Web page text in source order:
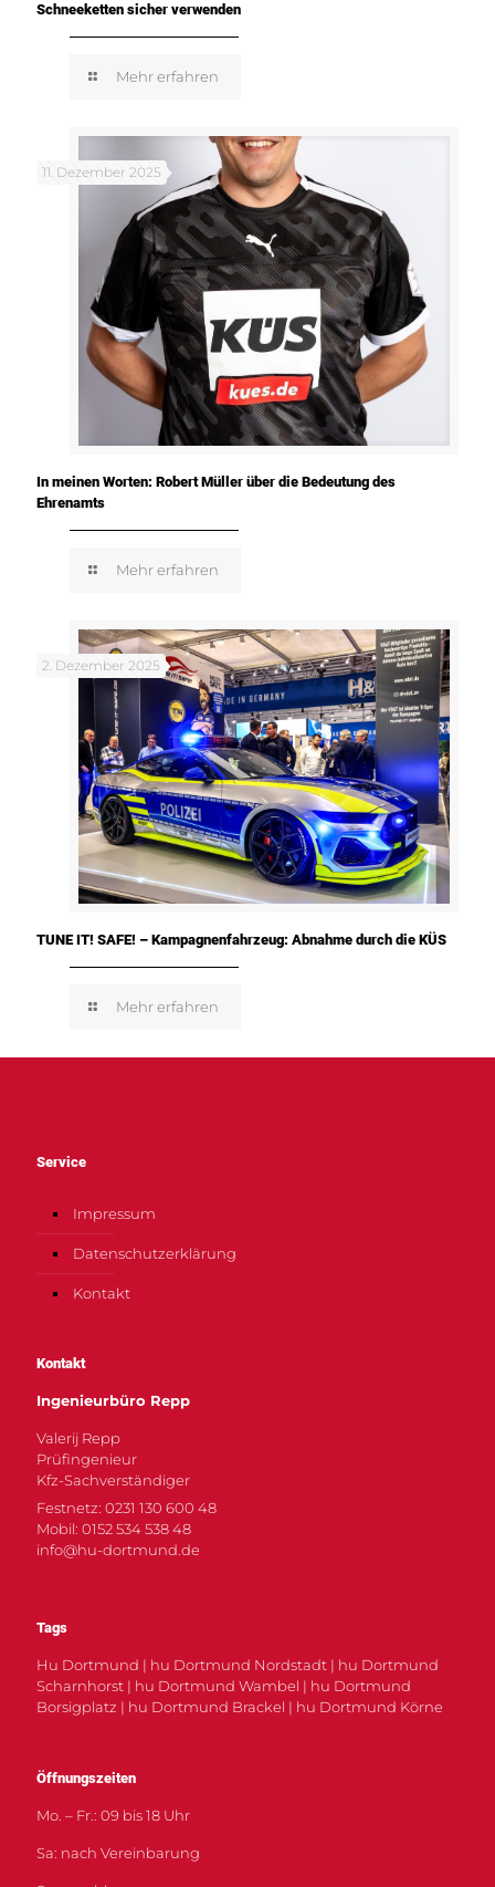
Schneeketten sicher verwenden
Mehr erfahren
11. Dezember 2025
In meinen Worten: Robert Müller über die Bedeutung des
Ehrenamts
Mehr erfahren
2. Dezember 2025
TUNE IT! SAFE! – Kampagnenfahrzeug: Abnahme durch die KÜS
Mehr erfahren
Service
Impressum
Datenschutzerklärung
Kontakt
Kontakt
Ingenieurbüro Repp
Valerij Repp
Prüfingenieur
Kfz-Sachverständiger
Festnetz: 0231 130 600 48
Mobil: 0152 534 538 48
info@hu-dortmund.de
Tags
Hu Dortmund | hu Dortmund Nordstadt | hu Dortmund
Scharnhorst | hu Dortmund Wambel | hu Dortmund
Borsigplatz | hu Dortmund Brackel | hu Dortmund Körne
Öffnungszeiten
Mo. – Fr.: 09 bis 18 Uhr
Sa: nach Vereinbarung